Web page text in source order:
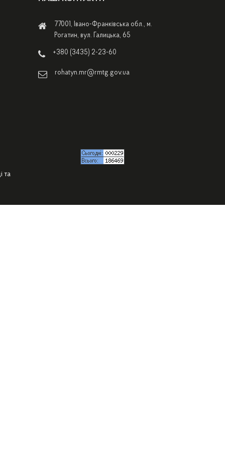
77001, Івано-Франківська обл., м.
Рогатин, вул. Галицька, 65
+380 (3435) 2-23-60
rohatyn.mr@rmtg.gov.ua
та